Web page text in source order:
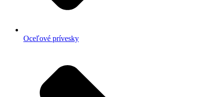
Oceľové prívesky